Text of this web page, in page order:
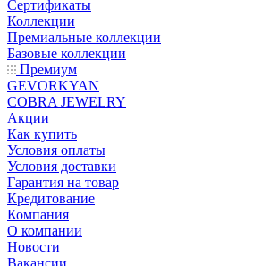
Сертификаты
Коллекции
Премиальные коллекции
Базовые коллекции
Премиум
GEVORKYAN
COBRA JEWELRY
Акции
Как купить
Условия оплаты
Условия доставки
Гарантия на товар
Кредитование
Компания
О компании
Новости
Вакансии